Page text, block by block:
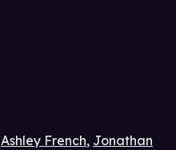
Ashley French, Jonathan